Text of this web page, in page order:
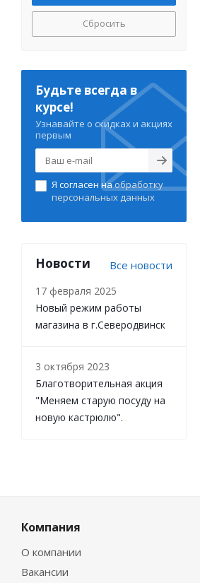
Сбросить
Будьте всегда в
курсе!
Узнавайте о скидках и акциях
первым
Я согласен наобработку
персональных данных
Новости Все новости
17 февраля 2025
Новый режим работы
магазина в г.Северодвинск
3 октября 2023
Благотворительная акция
"Меняем старую посуду на
новую кастрюлю".
Компания
О компании
Вакансии